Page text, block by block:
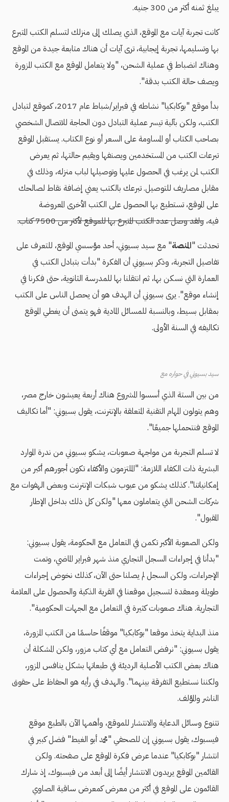
يبلغ ثمنه أكثر من 300 جنيه.
كانت تجربة آيات مع الموقع، الذي يصلك إلى منزلك لتسلم الكتب المتبرع
بها وتسليمها، تجربة إيجابية، ترى آيات أن هناك متابعة جيدة من الموقع
وهناك انضباط في عملية الشحن، "ولا يتعامل الموقع مع الكتب المزورة
ويصف حالة الكتب بدقة".
بدأ موقع "بوكابكيا" نشاطه في فبراير/شباط عام 2017، كموقع لتبادل
الكتب، ولكن بآلية تيسر عملية التبادل دون الحاجة للاتصال الشخصي
بصاحب الكتاب أو المساومة على السعر أو نوع الكتاب. يستقبل الموقع
تبرعات الكتب من المستخدمين ويصنفها ويقيم حالتها، ثم يعرض
الكتب لمن يرغب في الحصول عليها وتوصيلها لباب منزله، وذلك في
مقابل مصاريف للتوصيل. تبرعك بالكتب يعني إضافة نقاط لصالحك
على الموقع، تستطيع بها الحصول على الكتب الأخرى المعروضة
فيه، ولقد وصل عدد الكتب المتبرع بها للموقع لأكثر من 7500 كتاب.
تحدثت "المنصة" مع سيد بسيوني، أحد مؤسسي الموقع، للتعرف على
تفاصيل التجربة، وذكر بسيوني أن الفكرة "بدأت بتبادل الكتب في
العمارة التي نسكن بها، ثم انتقلنا بها للمدرسة الثانوية، حتى فكرنا في
إنشاء موقع". يرى بسيوني أن الهدف هو أن يحصل الناس على الكتب
بمقابل بسيط، وبالنسبة للمسائل المادية فهو يتمنى أن يغطي الموقع
تكاليفه في السنة الأولى.
سيد بسيوني في حواره مع
من بين الستة الذي أسسوا المشروع هناك أربعة يعيشون خارج مصر،
وهم يتولون المهام التقنية المتعلقة بالإنترنت، يقول بسيوني: "أما تكاليف
الموقع فنتحملها جميعًا".
لا تسلم التجربة من مواجهة صعوبات، يشكو بسيوني من ندرة الموارد
البشرية ذات الكفاء اللازمة: "الملتزمون والأكفاء تكون أجورهم أكبر من
إمكانياتنا". كذلك يشكو من عيوب شبكات الإنترنت وبعض الهفوات مع
شركات الشحن التي يتعاملون معها "ولكن كل ذلك بداخل الإطار
المقبول".
ولكن الصعوبة الأكبر تكمن في التعامل مع الحكومة، يقول بسيوني:
"بدأنا في إجراءات السجل التجاري منذ شهر فبراير الماضي، وتمت
الإجراءات، ولكن السجل لم يصلنا حتى الآن، كذلك نخوض إجراءات
طويلة ومعقدة لتسجيل موقعنا في القرية الذكية والحصول على العلامة
التجارية. هناك صعوبات كثيرة في التعامل مع الجهات الحكومية".
منذ البداية يتخذ موقعا "بوكابكيا" موقفًا حاسمًا من الكتب المزورة،
يقول بسيوني: "نرفض التعامل مع أي كتاب مزور، ولكن المشكلة أن
هناك بعض الكتب الأصلية الرديئة في طبعاتها بشكل ينافس المزور،
ولكننا نستطيع التفرقة بينهما". والهدف في رأيه هو الحفاظ على حقوق
الناشر والمؤلف.
تتنوع وسائل الدعاية والانتشار للموقع، وأهمها الآن بالطبع موقع
فيسبوك، يقول بسيوني إن للصحفي "محمد أبو الغيط" فضل كبير في
انتشار "بوكابكيا" عندما عرض فكرة الموقع على صفحته. ولكن
القائمين الموقع يريدون الانتشار أيضًا إلى أبعد من فيسبوك، إذ شارك
القائمون على الموقع في أكثر من معرض كمعرض ساقية الصاوي